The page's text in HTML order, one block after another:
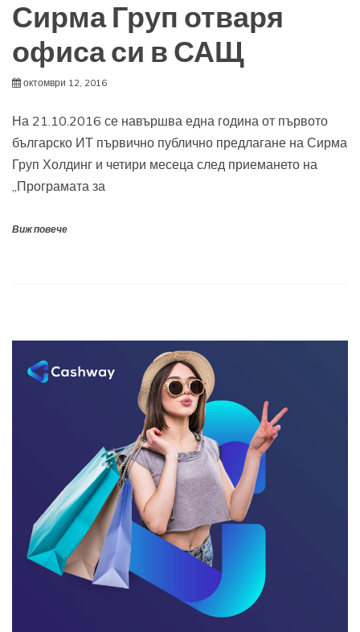
Сирма Груп отваря
офиса си в САЩ
октомври 12, 2016
На 21.10.2016 се навършва една година от първото
българско ИТ първично публично предлагане на Сирма
Груп Холдинг и четири месеца след приемането на
„Програмата за
Виж повече